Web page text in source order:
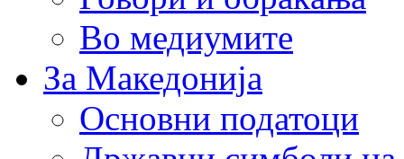
Во медиумите
За Македонија
Основни податоци